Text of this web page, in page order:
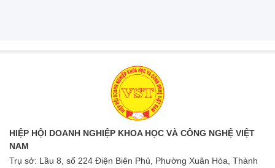
HIỆP HỘI DOANH NGHIỆP KHOA HỌC VÀ CÔNG NGHỆ VIỆT
NAM
Trụ sở: Lầu 8, số 224 Điện Biên Phủ, Phường Xuân Hòa, Thành